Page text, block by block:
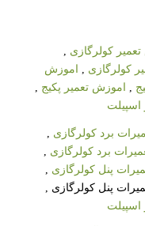
کولرگازی
کولرگازی
اموزش
اموزش تعمیر پکیج
اسپیلت
برد کولرگازی
برد کولرگازی
پنل کولرگازی
پنل کولرگازی ,
اسپیلت